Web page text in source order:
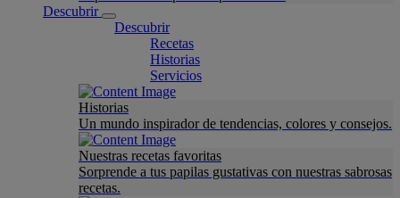
Descubrir
Descubrir
Recetas
Historias
Servicios
Historias
Un mundo inspirador de tendencias, colores y consejos.
Nuestras recetas favoritas
Sorprende a tus papilas gustativas con nuestras sabrosas
recetas.